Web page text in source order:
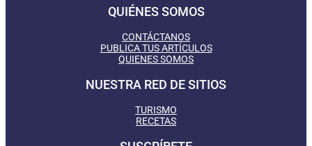
QUIÉNES SOMOS
CONTÁCTANOS
PUBLICA TUS ARTÍCULOS
QUIENES SOMOS
NUESTRA RED DE SITIOS
TURISMO
RECETAS